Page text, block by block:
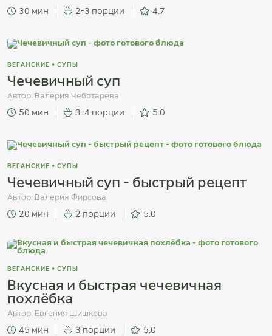
30 мин 2-3 порции 4.7
ВЕГАНСКИЕ • СУПЫ
Чечевичный суп
Автор: Валерия Чеботарева
50 мин 3-4 порции 5.0
ВЕГАНСКИЕ • СУПЫ
Чечевичный суп - быстрый рецепт
Автор: Валерия Фирсова
20 мин 2 порции 5.0
ВЕГАНСКИЕ • СУПЫ
Вкусная и быстрая чечевичная
похлёбка
Автор: Евгения Шишкова
45 мин 3 порции 5.0